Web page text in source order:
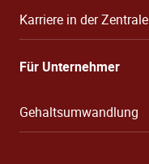
Karriere in der Zentrale
Für Unternehmer
Gehaltsumwandlung